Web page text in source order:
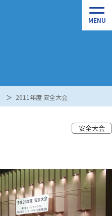
2011年度 安全大会
安全大会